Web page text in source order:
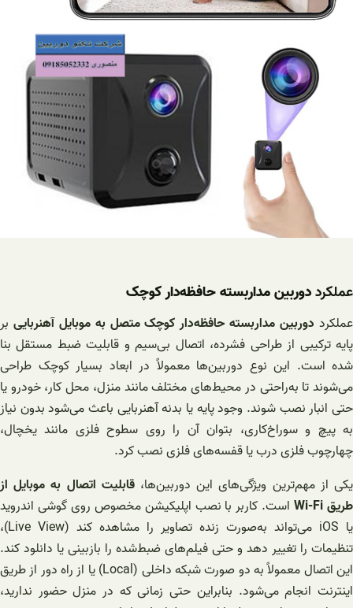
عملکرددوربین مداربسته حافظه‌دار کوچک
عملکرد دوربین مداربسته حافظه‌دار کوچک متصل به موبایل آهنربایی بر
پایه ترکیبی از طراحی فشرده، اتصال بی‌سیم و قابلیت ضبط مستقل بنا
شده است. این نوع دوربین‌ها معمولاً در ابعاد بسیار کوچک طراحی
می‌شوند تا به‌راحتی در محیط‌های مختلف مانند منزل، محل کار، خودرو یا
حتی انبار نصب شوند. وجود پایه یا بدنه آهنربایی باعث می‌شود بدون نیاز
به پیچ و سوراخ‌کاری، بتوان آن را روی سطوح فلزی مانند یخچال،
چهارچوب فلزی درب یا قفسه‌های فلزی نصب کرد.
یکی از مهم‌ترین ویژگی‌های این دوربین‌ها،قابلیت اتصال به موبایل از
طریق Wi-Fi
است. کاربر با نصب اپلیکیشن مخصوص روی گوشی اندروید
یا iOS می‌تواند به‌صورت زنده تصاویر را مشاهده کند (Live View)،
تنظیمات را تغییر دهد و حتی فیلم‌های ضبط‌شده را بازبینی یا دانلود کند.
این اتصال معمولاً به دو صورت شبکه داخلی (Local) یا از راه دور از طریق
اینترنت انجام می‌شود. بنابراین حتی زمانی که در منزل حضور ندارید،